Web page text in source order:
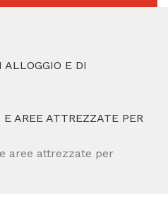
E DI
AREE ATTREZZATE PER
aree attrezzate per